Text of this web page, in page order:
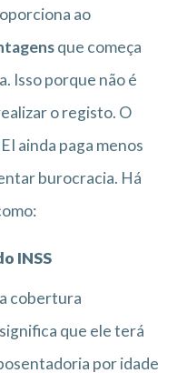
ao
que começa
Isso porque não é
o registo. O
ainda paga menos
burocracia. Há
INSS
cobertura
que ele terá
por idade